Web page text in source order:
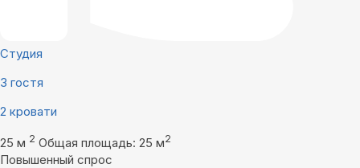
Студия
3 гостя
2 кровати
25 м 2 Общая площадь: 25 м2
Повышенный спрос